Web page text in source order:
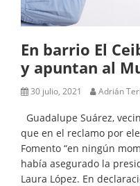
En barrio El
y apuntan al
30 julio, 2021 Adrián
Guadalupe Suárez,
que en el reclamo por
Fomento “en ningún
había asegurado la
Laura López. En